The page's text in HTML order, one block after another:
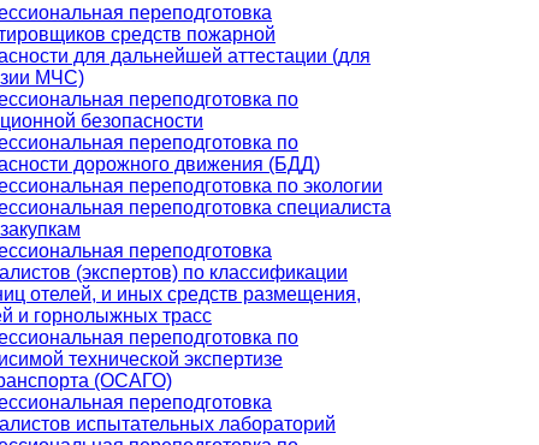
переподготовка
средств пожарной
для дальнейшей аттестации (для
МЧС)
переподготовка по
безопасности
переподготовка по
дорожного движения (БДД)
переподготовка по экологии
переподготовка специалиста
переподготовка
(экспертов) по классификации
отелей, и иных средств размещения,
и горнолыжных трасс
переподготовка по
технической экспертизе
(ОСАГО)
переподготовка
испытательных лабораторий